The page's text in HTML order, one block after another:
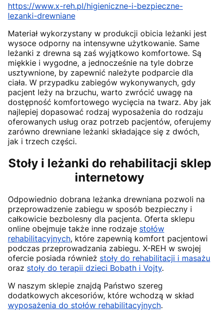
https://www.x-reh.pl/higieniczne-i-bezpieczne-
lezanki-drewniane
Materiał wykorzystany w produkcji obicia leżanki jest
wysoce odporny na intensywne użytkowanie. Same
leżanki z drewna są zaś wyjątkowo komfortowe. Są
miękkie i wygodne, a jednocześnie na tyle dobrze
usztywnione, by zapewnić należyte podparcie dla
ciała. W przypadku zabiegów wykonywanych, gdy
pacjent leży na brzuchu, warto zwrócić uwagę na
dostępność komfortowego wycięcia na twarz. Aby jak
najlepiej dopasować rodzaj wyposażenia do rodzaju
oferowanych usług oraz potrzeb pacjentów, oferujemy
zarówno drewniane leżanki składające się z dwóch,
jak i trzech części.
Stoły i leżanki do rehabilitacji sklep
internetowy
Odpowiednio dobrana leżanka drewniana pozwoli na
przeprowadzenie zabiegu w sposób bezpieczny i
całkowicie bezbolesny dla pacjenta. Oferta sklepu
online obejmuje także inne rodzaje stołów
rehabilitacyjnych, które zapewnią komfort pacjentowi
podczas przeprowadzania zabiegu. X-REH w swojej
ofercie posiada również stoły do rehabilitacji i masażu
oraz stoły do terapii dzieci Bobath i Vojty.
W naszym sklepie znajdą Państwo szereg
dodatkowych akcesoriów, które wchodzą w skład
wyposażenia do stołów rehabilitacyjnych.